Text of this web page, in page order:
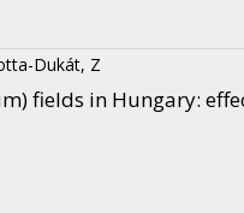
Dukát, Z
fields in Hungary: